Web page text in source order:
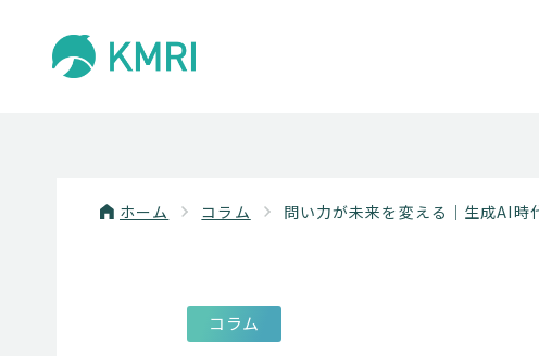
ホーム コラム 問い力が未来を変える｜生成AI時
コラム